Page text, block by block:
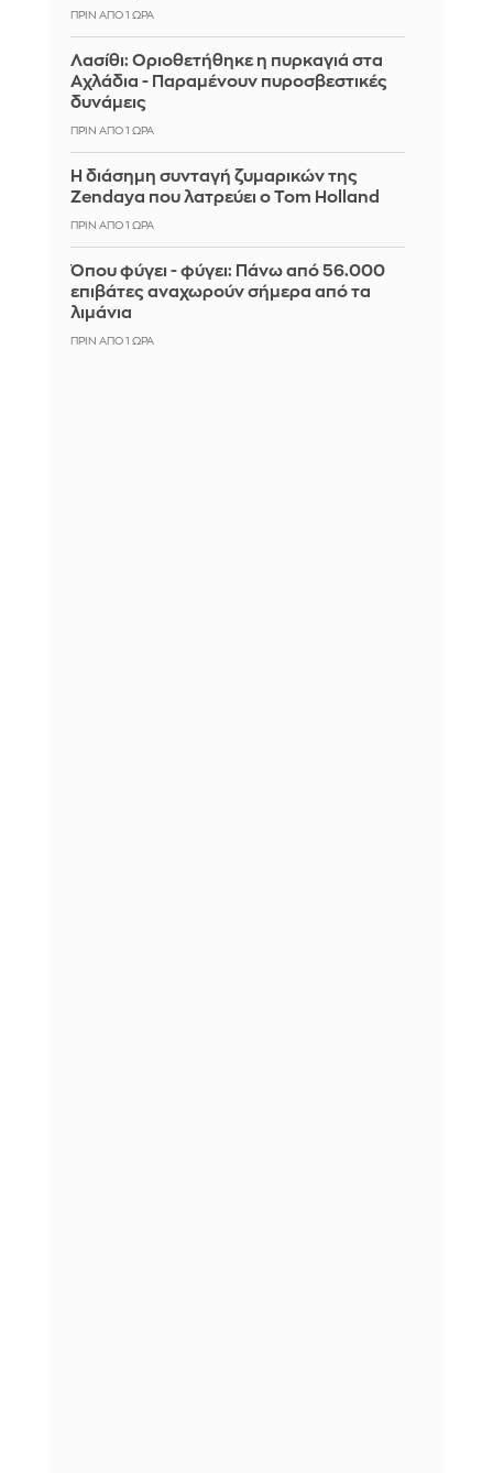
ΠΡΙΝ ΑΠΌ 1 ΏΡΑ
Λασίθι: Οριοθετήθηκε η πυρκαγιά στα
Αχλάδια - Παραμένουν πυροσβεστικές
δυνάμεις
ΠΡΙΝ ΑΠΌ 1 ΏΡΑ
Η διάσημη συνταγή ζυμαρικών της
Zendaya που λατρεύει ο Tom Holland
ΠΡΙΝ ΑΠΌ 1 ΏΡΑ
Όπου φύγει - φύγει: Πάνω από 56.000
επιβάτες αναχωρούν σήμερα από τα
λιμάνια
ΠΡΙΝ ΑΠΌ 1 ΏΡΑ